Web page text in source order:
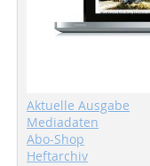
Aktuelle Ausgabe
Mediadaten
Abo-Shop
Heftarchiv